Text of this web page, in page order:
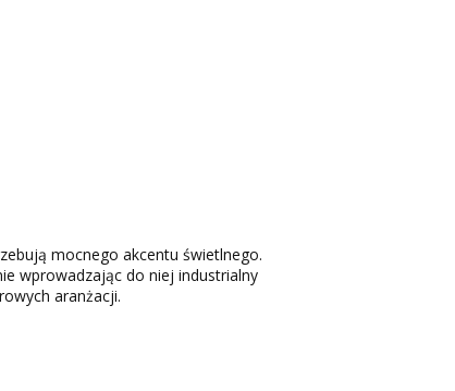
mocnego akcentu świetlnego.
wprowadzając do niej industrialny
aranżacji.